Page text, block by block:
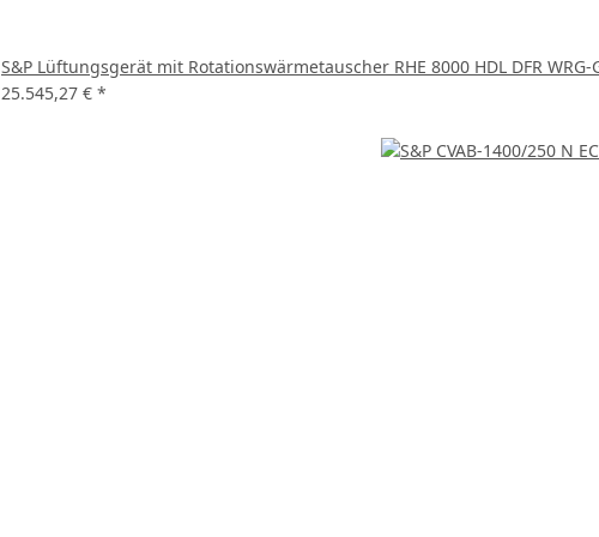
S&P Lüftungsgerät mit Rotationswärmetauscher RHE 8000 HDL DFR
25.545,27 € *